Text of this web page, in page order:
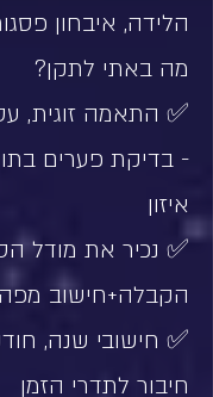
הלידה, איבחון
מה באתי לתקן?
✅ התאמה זוגית,
- בדיקת פערים בתוך
איזון
✅ נכיר את מודל
הקבלה+חישוב
✅ חישובי שנה,
חיבור לתדרי הזמן